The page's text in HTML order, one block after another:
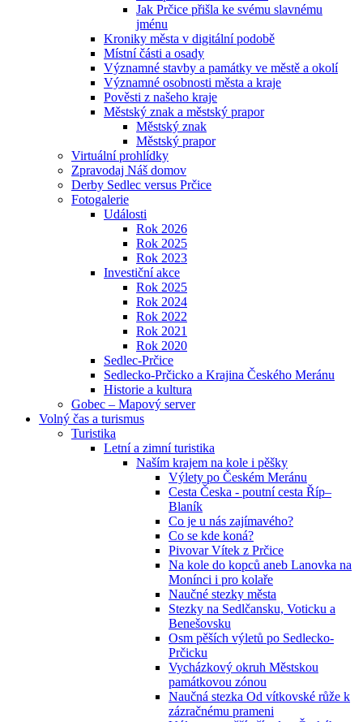
Jak Prčice přišla ke svému slavnému
jménu
Kroniky města v digitální podobě
Místní části a osady
Významné stavby a památky ve městě a okolí
Významné osobnosti města a kraje
Pověsti z našeho kraje
Městský znak a městský prapor
Městský znak
Městský prapor
Virtuální prohlídky
Zpravodaj Náš domov
Derby Sedlec versus Prčice
Fotogalerie
Události
Rok 2026
Rok 2025
Rok 2023
Investiční akce
Rok 2025
Rok 2024
Rok 2022
Rok 2021
Rok 2020
Sedlec-Prčice
Sedlecko-Prčicko a Krajina Českého Meránu
Historie a kultura
Gobec – Mapový server
Volný čas a turismus
Turistika
Letní a zimní turistika
Naším krajem na kole i pěšky
Výlety po Českém Meránu
Cesta Česka - poutní cesta Říp–
Blaník
Co je u nás zajímavého?
Co se kde koná?
Pivovar Vítek z Prčice
Na kole do kopců aneb Lanovka na
Monínci i pro kolaře
Naučné stezky města
Stezky na Sedlčansku, Voticku a
Benešovsku
Osm pěších výletů po Sedlecko-
Prčicku
Vycházkový okruh Městskou
památkovou zónou
Naučná stezka Od vítkovské růže k
zázračnému prameni